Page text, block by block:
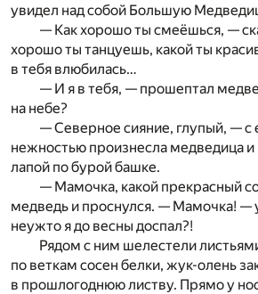
увидел над собой Большую
— Как хорошо ты смеёшься, —
хорошо ты танцуешь, какой ты
в тебя влюбилась…
— И я в тебя, — прошептал
на небе?
— Северное сияние, глупый, —
нежностью произнесла медведица и
лапой по бурой башке.
— Мамочка, какой прекрасный
медведь и проснулся. — Мамочка! —
неужто я до весны доспал?!
Рядом с ним шелестели
по веткам сосен белки, жук-олень
в прошлогоднюю листву. Прямо у